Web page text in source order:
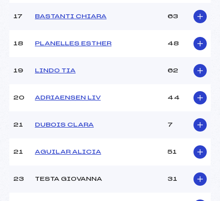
U8
17 BASTANTI CHIARA 63
18 PLANELLES ESTHER 48
19 LINDO TIA 62
20 ADRIAENSEN LIV 44
21 DUBOIS CLARA 7
21 AGUILAR ALICIA 51
23 TESTA GIOVANNA 31